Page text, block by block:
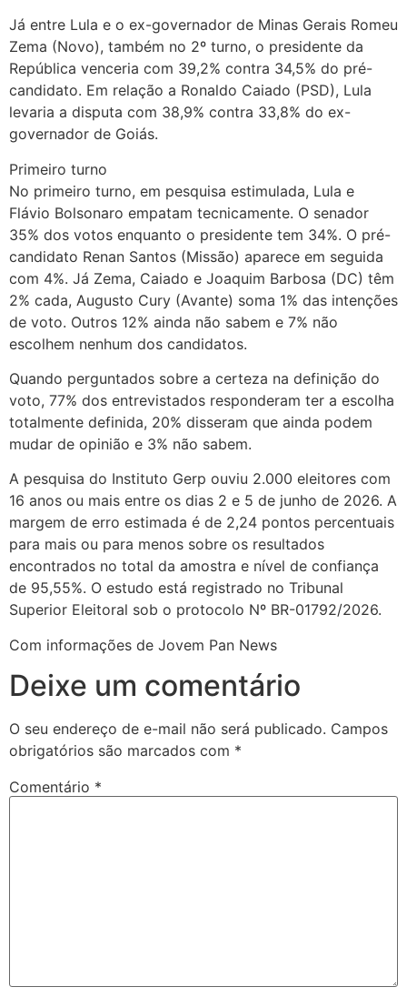
Já entre Lula e o ex-governador de Minas Gerais Romeu
Zema (Novo), também no 2º turno, o presidente da
República venceria com 39,2% contra 34,5% do pré-
candidato. Em relação a Ronaldo Caiado (PSD), Lula
levaria a disputa com 38,9% contra 33,8% do ex-
governador de Goiás.
Primeiro turno
No primeiro turno, em pesquisa estimulada, Lula e
Flávio Bolsonaro empatam tecnicamente. O senador
35% dos votos enquanto o presidente tem 34%. O pré-
candidato Renan Santos (Missão) aparece em seguida
com 4%. Já Zema, Caiado e Joaquim Barbosa (DC) têm
2% cada, Augusto Cury (Avante) soma 1% das intenções
de voto. Outros 12% ainda não sabem e 7% não
escolhem nenhum dos candidatos.
Quando perguntados sobre a certeza na definição do
voto, 77% dos entrevistados responderam ter a escolha
totalmente definida, 20% disseram que ainda podem
mudar de opinião e 3% não sabem.
A pesquisa do Instituto Gerp ouviu 2.000 eleitores com
16 anos ou mais entre os dias 2 e 5 de junho de 2026. A
margem de erro estimada é de 2,24 pontos percentuais
para mais ou para menos sobre os resultados
encontrados no total da amostra e nível de confiança
de 95,55%. O estudo está registrado no Tribunal
Superior Eleitoral sob o protocolo Nº BR-01792/2026.
Com informações de Jovem Pan News
Deixe um comentário
O seu endereço de e-mail não será publicado. Campos
obrigatórios são marcados com *
Comentário *